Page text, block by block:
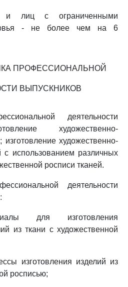
лиц с ограниченными
- не более чем на 6
ПРОФЕССИОНАЛЬНОЙ
ВЫПУСКНИКОВ
деятельности
художественно-
изготовление художественно-
с использованием различных
росписи тканей.
деятельности
для изготовления
из ткани с художественной
изготовления изделий из
росписью;